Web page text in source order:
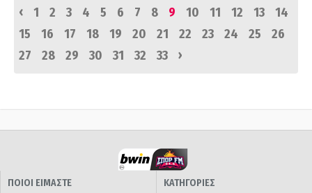
‹
1 2 3 4 5 6 7 8 9 10 11 12 13
14
15
16 17 18 19 20 21 22 23 24 25
26
27
28 29 30 31 32 33 ›
ΠΟΙΟΙ ΕΙΜΑΣΤΕ
ΚΑΤΗΓΟΡΙΕΣ